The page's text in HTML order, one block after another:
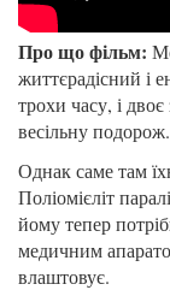
Про що фільм:
життєрадісний і
трохи часу, і
весільну подорож.
Однак саме там
Поліомієліт
йому тепер
медичним
влаштовує.